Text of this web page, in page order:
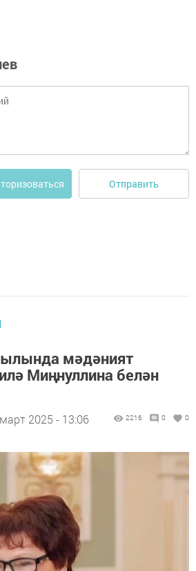
Отправить
мәдәният
Миңнуллина белән
2025 - 13:06 2216 0 0